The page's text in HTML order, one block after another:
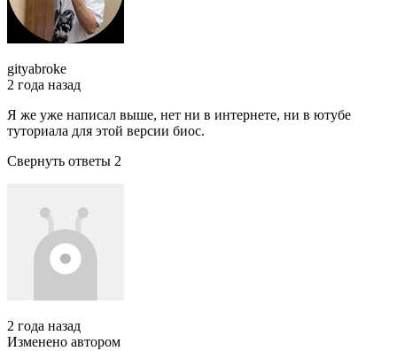
gityabroke
2 года назад
Я же уже написал выше, нет ни в интернете, ни в ютубе
туториала для этой версии биос.
Свернуть ответы 2
2 года назад
Изменено автором